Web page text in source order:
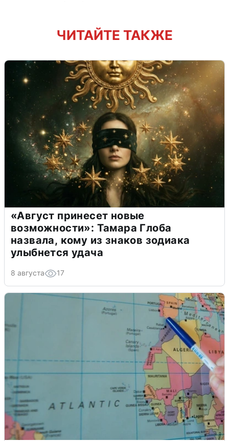
ЧИТАЙТЕ ТАКЖЕ
«Август принесет новые
возможности»: Тамара Глоба
назвала, кому из знаков зодиака
улыбнется удача
8 августа 17